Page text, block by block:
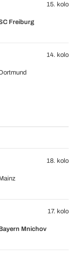
Freiburg
15. kolo
14. kolo
18. kolo
Mnichov
17. kolo